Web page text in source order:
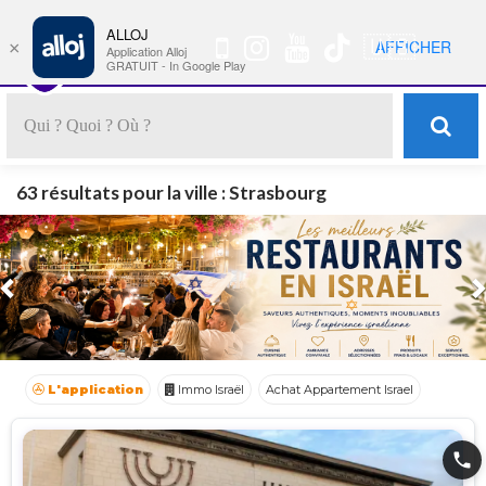
🇺🇸 Nav
63 résultats pour la ville : Strasbourg
Previous
L'application Immo Israël Achat Appartement Israel
Crédit Israël Avocat Israël Location appartement Israël
phone
×
ALLOJ
Application Alloj
GRATUIT - In Google Play
AFFICHER